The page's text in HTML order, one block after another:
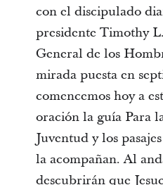
con el discipulado
presidente Timothy
General de los
mirada puesta en
comencemos hoy a
oración la guía Para
Juventud y los
la acompañan. Al
descubrirán que